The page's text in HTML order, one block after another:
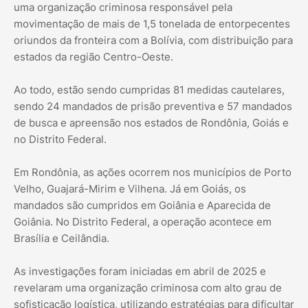
uma organização criminosa responsável pela
movimentação de mais de 1,5 tonelada de entorpecentes
oriundos da fronteira com a Bolívia, com distribuição para
estados da região Centro-Oeste.
Ao todo, estão sendo cumpridas 81 medidas cautelares,
sendo 24 mandados de prisão preventiva e 57 mandados
de busca e apreensão nos estados de Rondônia, Goiás e
no Distrito Federal.
Em Rondônia, as ações ocorrem nos municípios de Porto
Velho, Guajará-Mirim e Vilhena. Já em Goiás, os
mandados são cumpridos em Goiânia e Aparecida de
Goiânia. No Distrito Federal, a operação acontece em
Brasília e Ceilândia.
As investigações foram iniciadas em abril de 2025 e
revelaram uma organização criminosa com alto grau de
sofisticação logística, utilizando estratégias para dificultar